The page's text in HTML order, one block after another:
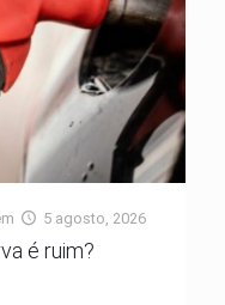
5 agosto, 2026
é ruim?